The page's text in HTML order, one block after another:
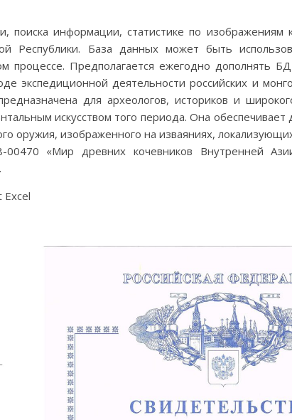
поиска информации, статистике по изображениям
Республики. База данных может быть
процессе. Предполагается ежегодно дополнять
экспедиционной деятельности российских и
для археологов, историков и
искусством того периода. Она обеспечивает
оружия, изображенного на изваяниях,
«Мир древних кочевников Внутренней
Excel